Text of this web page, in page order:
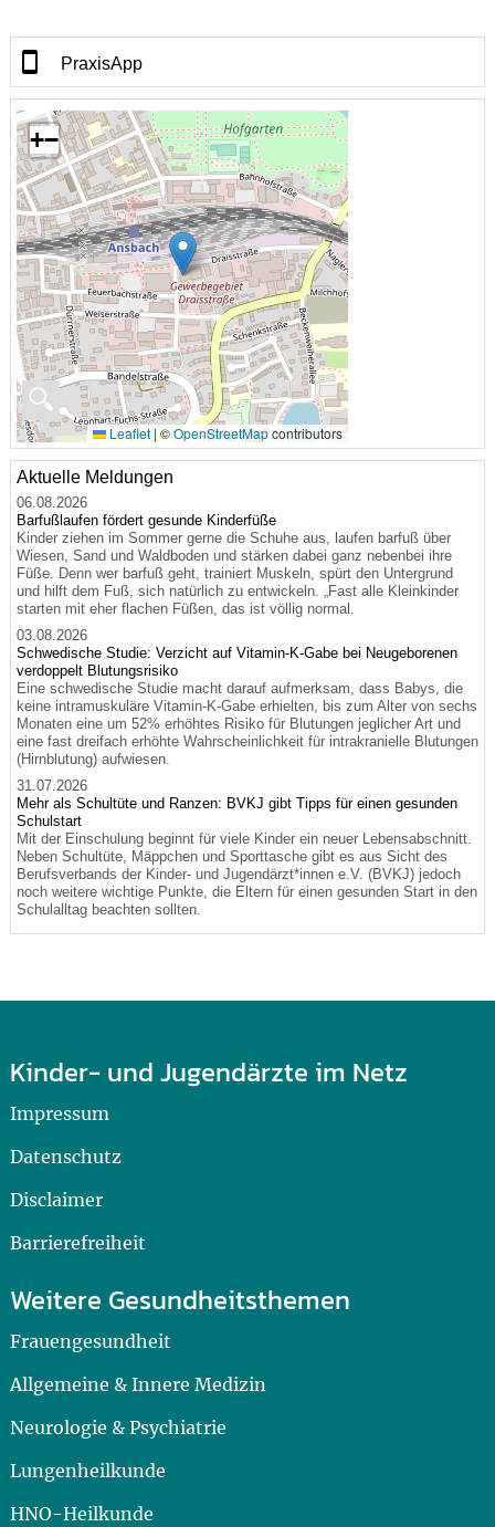
PraxisApp
🔍
+−
Leaflet | ©OpenStreetMapcontributors
Aktuelle Meldungen
06.08.2026
Barfußlaufen fördert gesunde Kinderfüße
Kinder ziehen im Sommer gerne die Schuhe aus, laufen barfuß über
Wiesen, Sand und Waldboden und stärken dabei ganz nebenbei ihre
Füße. Denn wer barfuß geht, trainiert Muskeln, spürt den Untergrund
und hilft dem Fuß, sich natürlich zu entwickeln. „Fast alle Kleinkinder
starten mit eher flachen Füßen, das ist völlig normal.
03.08.2026
Schwedische Studie: Verzicht auf Vitamin-K-Gabe bei Neugeborenen
verdoppelt Blutungsrisiko
Eine schwedische Studie macht darauf aufmerksam, dass Babys, die
keine intramuskuläre Vitamin-K-Gabe erhielten, bis zum Alter von sechs
Monaten eine um 52% erhöhtes Risiko für Blutungen jeglicher Art und
eine fast dreifach erhöhte Wahrscheinlichkeit für intrakranielle Blutungen
(Hirnblutung) aufwiesen.
31.07.2026
Mehr als Schultüte und Ranzen: BVKJ gibt Tipps für einen gesunden
Schulstart
Mit der Einschulung beginnt für viele Kinder ein neuer Lebensabschnitt.
Neben Schultüte, Mäppchen und Sporttasche gibt es aus Sicht des
Berufsverbands der Kinder- und Jugendärzt*innen e.V. (BVKJ) jedoch
noch weitere wichtige Punkte, die Eltern für einen gesunden Start in den
Schulalltag beachten sollten.
Kinder- und Jugendärzte im Netz
Impressum
Datenschutz
Disclaimer
Barrierefreiheit
Weitere Gesundheitsthemen
Frauengesundheit
Allgemeine & Innere Medizin
Neurologie & Psychiatrie
Lungenheilkunde
HNO-Heilkunde